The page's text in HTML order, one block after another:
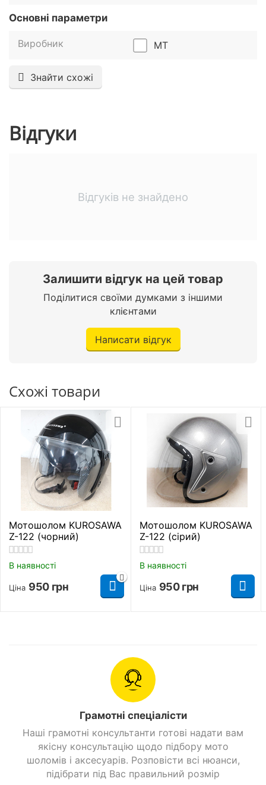
Основні параметри
Виробник MT
Знайти схожі
Відгуки
Відгуків не знайдено
Залишити відгук на цей товар
Поділитися своїми думками з іншими
клієнтами
Написати відгук
Схожі товари
Мотошолом KUROSAWA
Z-122 (чорний)
В наявності
Ціна 950 грн
Мотошолом KUROSAWA
Z-122 (сірий)
В наявності
Ціна 950 грн
Грамотні спеціалісти
Наші грамотні консультанти готові надати вам
якісну консультацію щодо підбору мото
шоломів і аксесуарів. Розповісти всі нюанси,
підібрати під Вас правильний розмір